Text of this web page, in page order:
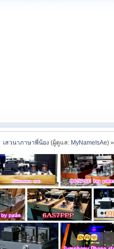
เสวนาภาษาพี่น้อง (ผู้ดูแล: MyNameIsAe) »